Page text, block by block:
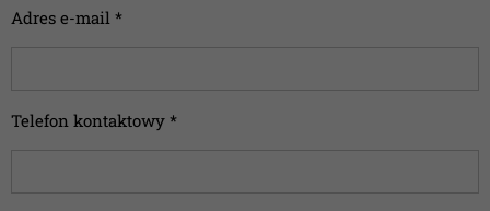
Adres e-mail *
Telefon kontaktowy *